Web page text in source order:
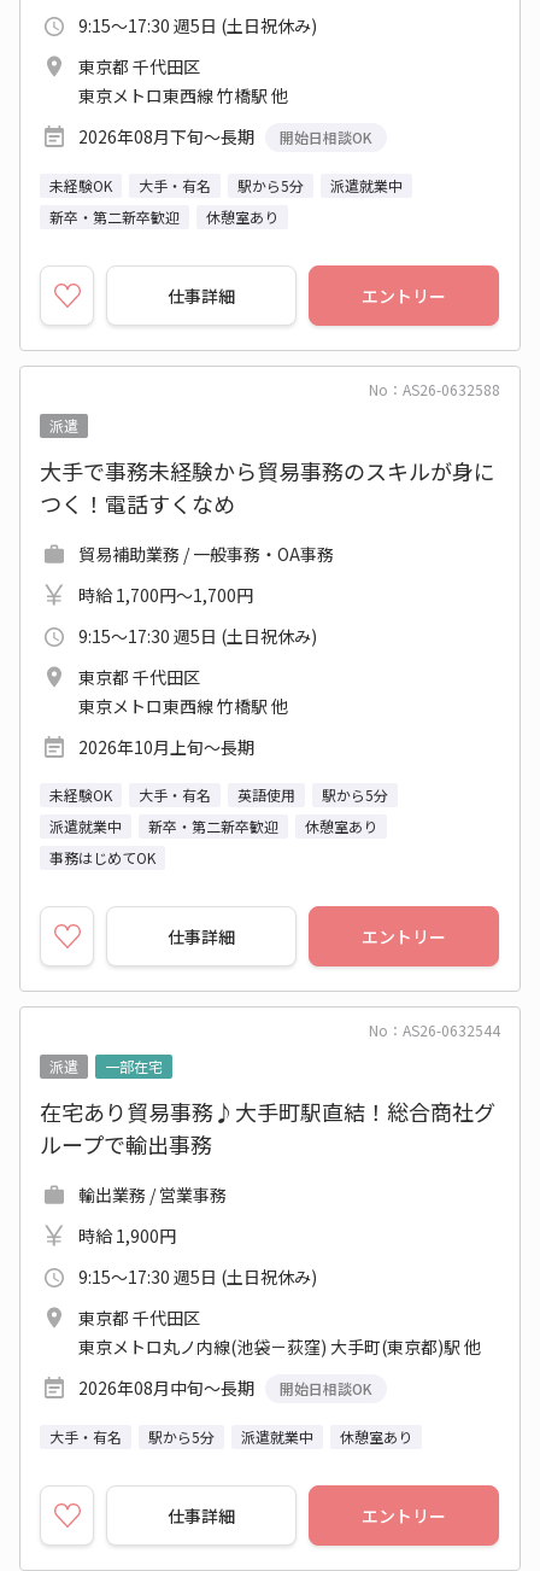
9:15～17:30 週5日 (土日祝休み)
東京都 千代田区
東京メトロ東西線 竹橋駅 他
2026年08月下旬～長期
開始日相談OK
未経験OK 大手・有名 駅から5分
派遣就業中
新卒・第二新卒歓迎
休憩室あり
仕事詳細 エントリー
No：AS26-0632588
派遣
大手で事務未経験から貿易事務のスキルが身に
つく！電話すくなめ
貿易補助業務 / 一般事務・OA事務
時給 1,700円～1,700円
9:15～17:30 週5日 (土日祝休み)
東京都 千代田区
東京メトロ東西線 竹橋駅 他
2026年10月上旬～長期
未経験OK 大手・有名 英語使用
駅から5分
派遣就業中
新卒・第二新卒歓迎
休憩室あり
事務はじめてOK
仕事詳細 エントリー
No：AS26-0632544
派遣
一部在宅
在宅あり貿易事務♪大手町駅直結！総合商社グ
ループで輸出事務
輸出業務 / 営業事務
時給 1,900円
9:15～17:30 週5日 (土日祝休み)
東京都 千代田区
東京メトロ丸ノ内線(池袋－荻窪) 大手町(東京都)駅 他
2026年08月中旬～長期
開始日相談OK
大手・有名 駅から5分 派遣就業中 休憩室あり
仕事詳細 エントリー